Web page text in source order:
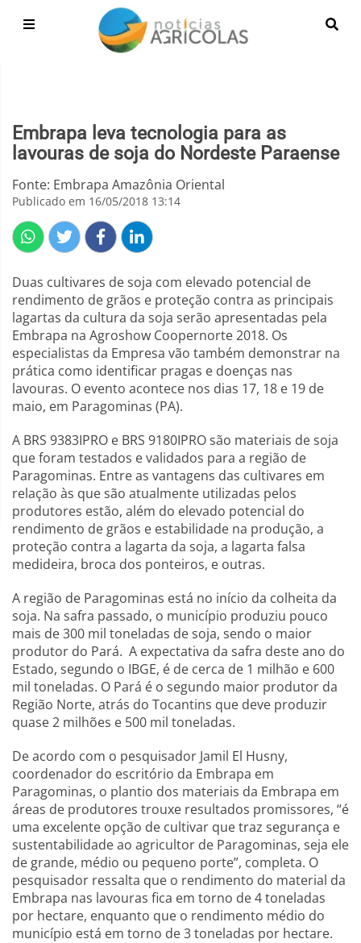
Embrapa leva tecnologia para as
lavouras de soja do Nordeste Paraense
Fonte: Embrapa Amazônia Oriental
Publicado em 16/05/2018 13:14
Duas cultivares de soja com elevado potencial de
rendimento de grãos e proteção contra as principais
lagartas da cultura da soja serão apresentadas pela
Embrapa na Agroshow Coopernorte 2018. Os
especialistas da Empresa vão também demonstrar na
prática como identificar pragas e doenças nas
lavouras. O evento acontece nos dias 17, 18 e 19 de
maio, em Paragominas (PA).
A BRS 9383IPRO e BRS 9180IPRO são materiais de soja
que foram testados e validados para a região de
Paragominas. Entre as vantagens das cultivares em
relação às que são atualmente utilizadas pelos
produtores estão, além do elevado potencial do
rendimento de grãos e estabilidade na produção, a
proteção contra a lagarta da soja, a lagarta falsa
medideira, broca dos ponteiros, e outras.
A região de Paragominas está no início da colheita da
soja. Na safra passado, o município produziu pouco
mais de 300 mil toneladas de soja, sendo o maior
produtor do Pará. A expectativa da safra deste ano do
Estado, segundo o IBGE, é de cerca de 1 milhão e 600
mil toneladas. O Pará é o segundo maior produtor da
Região Norte, atrás do Tocantins que deve produzir
quase 2 milhões e 500 mil toneladas.
De acordo com o pesquisador Jamil El Husny,
coordenador do escritório da Embrapa em
Paragominas, o plantio dos materiais da Embrapa em
áreas de produtores trouxe resultados promissores, “é
uma excelente opção de cultivar que traz segurança e
sustentabilidade ao agricultor de Paragominas, seja ele
de grande, médio ou pequeno porte”, completa. O
pesquisador ressalta que o rendimento do material da
Embrapa nas lavouras fica em torno de 4 toneladas
por hectare, enquanto que o rendimento médio do
município está em torno de 3 toneladas por hectare.